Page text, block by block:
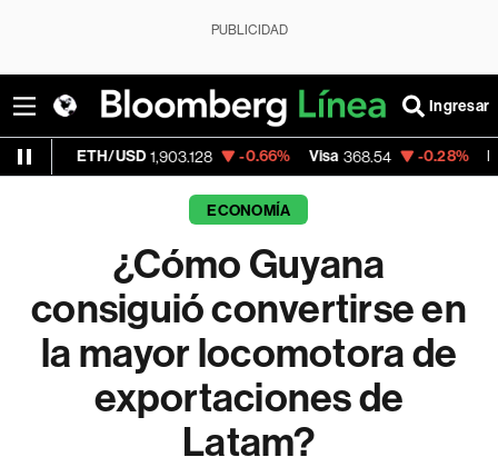
PUBLICIDAD
Ingresar
1,903.128 -0.66% Visa 368.54 -0.28% MercadoLibre
ECONOMÍA
¿Cómo Guyana
consiguió convertirse en
la mayor locomotora de
exportaciones de
Latam?